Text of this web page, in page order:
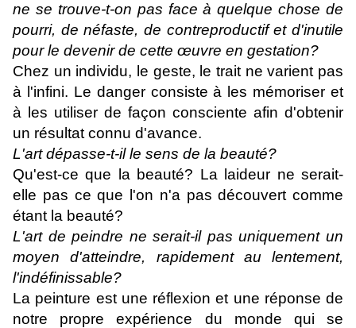
ne se trouve-t-on pas face à quelque chose de
pourri, de néfaste, de contreproductif et d'inutile
pour le devenir de cette œuvre en gestation?
Chez un individu, le geste, le trait ne varient pas
à l'infini. Le danger consiste à les mémoriser et
à les utiliser de façon consciente afin d'obtenir
un résultat connu d'avance.
L'art dépasse-t-il le sens de la beauté?
Qu'est-ce que la beauté? La laideur ne serait-
elle pas ce que l'on n'a pas découvert comme
étant la beauté?
L'art de peindre ne serait-il pas uniquement un
moyen d'atteindre, rapidement au lentement,
l'indéfinissable?
La peinture est une réflexion et une réponse de
notre propre expérience du monde qui se